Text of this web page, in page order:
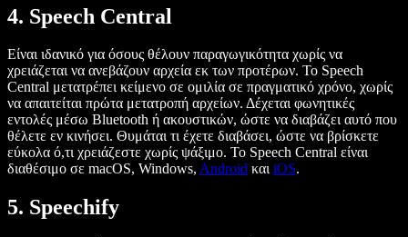
4. Speech Central
Είναι ιδανικό για όσους θέλουν παραγωγικότητα χωρίς να
χρειάζεται να ανεβάζουν αρχεία εκ των προτέρων. Το Speech
Central μετατρέπει κείμενο σε ομιλία σε πραγματικό χρόνο, χωρίς
να απαιτείται πρώτα μετατροπή αρχείων. Δέχεται φωνητικές
εντολές μέσω Bluetooth ή ακουστικών, ώστε να διαβάζει αυτό που
θέλετε εν κινήσει. Θυμάται τι έχετε διαβάσει, ώστε να βρίσκετε
εύκολα ό,τι χρειάζεστε χωρίς ψάξιμο. Το Speech Central είναι
διαθέσιμο σε macOS, Windows, Android καιiOS.
5. Speechify